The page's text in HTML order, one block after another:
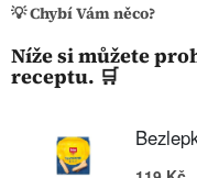
💡 Chybí Vám něco?
Níže si můžete
receptu. 🛒